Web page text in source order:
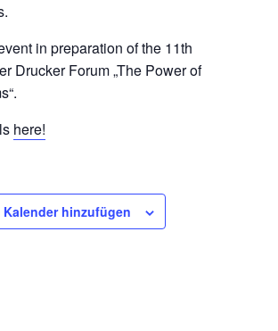
in preparation of the 11th
Drucker Forum „The Power of
here!
Kalender hinzufügen